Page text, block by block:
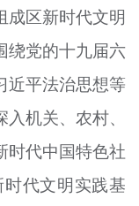
成区新时代文明
绕党的十九届六
近平法治思想等
机关、农村、
时代中国特色社
代文明实践基